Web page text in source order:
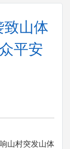
致山体
平安
山村突发山体